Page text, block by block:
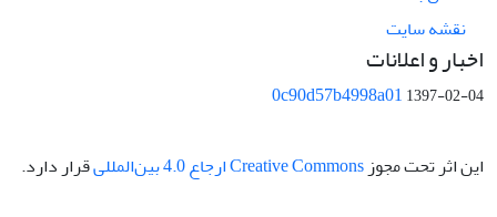
نقشه سایت
اخبار و اعلانات
0c90d57b4998a011397-02-04
این اثر تحت مجوز Creative Commons ارجاع 4.0 بین‌المللی قرار دارد.